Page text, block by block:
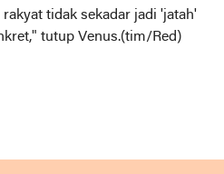
tidak sekadar jadi 'jatah'
tutup Venus.(tim/Red)